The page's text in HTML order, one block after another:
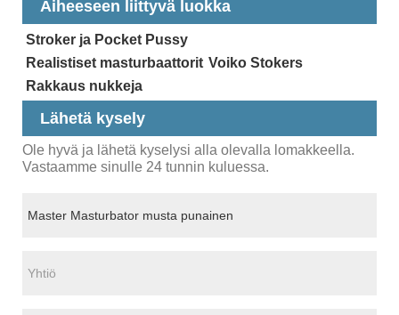
Aiheeseen liittyvä luokka
Stroker ja Pocket Pussy
Realistiset masturbaattorit Voiko Stokers
Rakkaus nukkeja
Lähetä kysely
Ole hyvä ja lähetä kyselysi alla olevalla lomakkeella.
Vastaamme sinulle 24 tunnin kuluessa.